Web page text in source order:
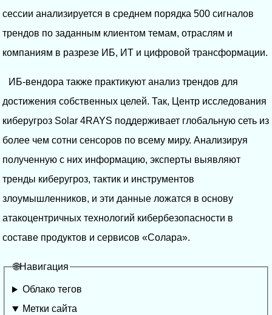
сессии анализируется в среднем порядка 500 сигналов
трендов по заданным клиентом темам, отраслям и
компаниям в разрезе ИБ, ИТ и цифровой трансформации.
ИБ-вендора также практикуют анализ трендов для
достижения собственных целей. Так, Центр исследования
киберугроз Solar 4RAYS поддерживает глобальную сеть из
более чем сотни сенсоров по всему миру. Анализируя
полученную с них информацию, эксперты выявляют
тренды киберугроз, тактик и инструментов
злоумышленников, и эти данные ложатся в основу
атакоцентричных технологий кибербезопасности в
составе продуктов и сервисов «Солара».
🌐Навигация
Облако тегов
Метки сайта